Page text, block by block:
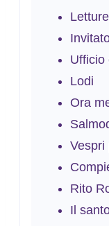
Ufficio
Lodi
Ora
Vespri
Rito
Il